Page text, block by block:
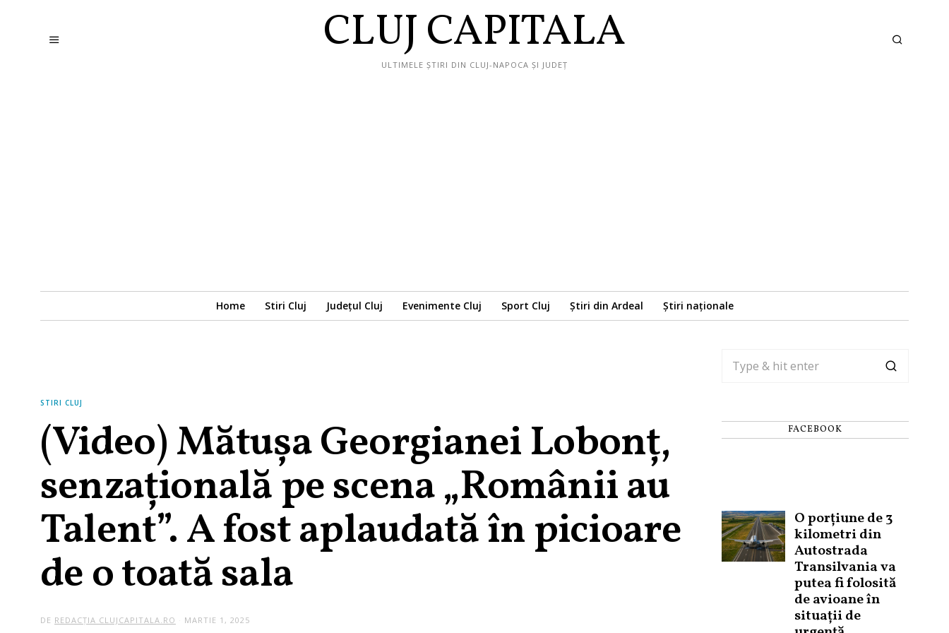
CLUJ CAPITALA
ULTIMELE ȘTIRI DIN CLUJ-NAPOCA ȘI JUDEȚ
Home Stiri Cluj Județul Cluj Evenimente Cluj Sport Cluj Știri din Ardeal Știri naționale
STIRI CLUJ
(Video) Mătușa Georgianei Lobonț,
senzațională pe scena „Românii au
Talent”. A fost aplaudată în picioare
de o toată sala
DE REDACȚIA CLUJCAPITALA.RO MARTIE 1, 2025
FACEBOOK
O porțiune de 3
kilometri din
Autostrada
Transilvania va
putea fi folosită
de avioane în
situații de